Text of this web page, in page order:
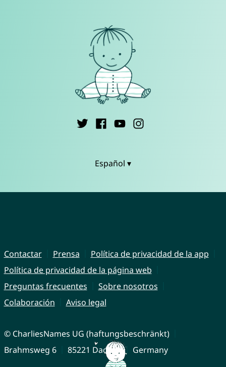
Español ▾
Contactar Prensa
Política de privacidad de la app
Política de privacidad de la página web
Preguntas frecuentes
Sobre nosotros
Colaboración
Aviso legal
© CharliesNames UG (haftungsbeschränkt)
Brahmsweg 6
85221 Dachau Germany